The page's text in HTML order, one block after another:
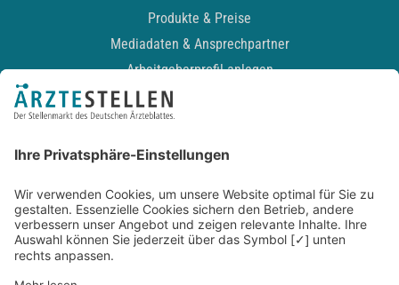
Produkte & Preise
Mediadaten & Ansprechpartner
Arbeitgeberprofil anlegen
Recruiting-Podcast
Kontakt
Datenschutz
Newsletter